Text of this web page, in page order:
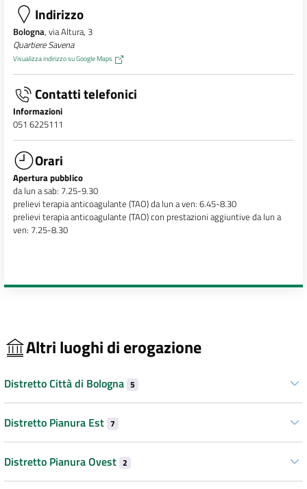
Indirizzo
Bologna, via Altura, 3
Quartiere Savena
Visualizza indirizzo su Google Maps
Contatti telefonici
Informazioni
051 6225111
Orari
Apertura pubblico
da lun a sab: 7.25-9.30
prelievi terapia anticoagulante (TAO) da lun a ven: 6.45-8.30
prelievi terapia anticoagulante (TAO) con prestazioni aggiuntive da lun a
ven: 7.25-8.30
Altri luoghi di erogazione
Distretto Città di Bologna 5
Distretto Pianura Est 7
Distretto Pianura Ovest 2